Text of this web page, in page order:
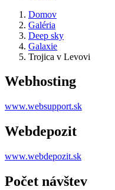
Domov
Galéria
Deep sky
Galaxie
Trojica v Levovi
Webhosting
www.websupport.sk
Webdepozit
www.webdepozit.sk
Počet návštev